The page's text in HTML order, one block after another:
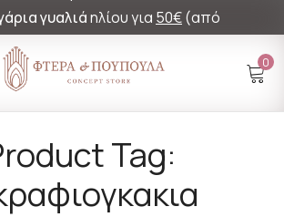
γυαλιάηλίου για 50€(από
0
Tag: